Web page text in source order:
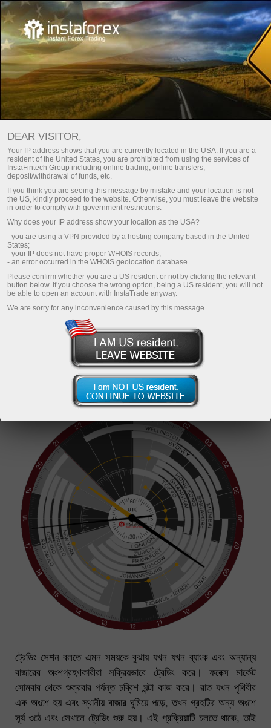
21:20:46
লন্ডন
ইন্সটাফরেক্স থেকে ট্রেডিং ফ্লোরের সময়
ট্রেডিং অ্যাকাউন্ট খুলুন
ডেমো অ্যাকাউন্ট খুলুন
ট্রেডিং সেশন বলতে এমন সময়কে বুঝায় যখন যখন ব্যাংক এবং অন্যান্য
বাজারের অংশগ্রহণকারীরা সক্রিয়ভাবে ট্রেডিং করে। ফরেক্স মার্কেট
সোমবার থেকে শুক্রবার পর্যন্ত চব্বিশ ঘন্টা কাজ করে। রাত যখন পৃথিবীর
এক অংশে হয় এবং স্থানীয় বাজার ঘুমিয়ে পড়ে, তখন গ্রহটির অন্য অংশে
সূর্য ওঠে এবং সেখানে ট্রেডিং শুরু হয়। এই প্রক্রিয়াটি চলতে থাকে, তাই
DEAR VISITOR,
Your IP address shows that you are currently located in the USA. If you are a
resident of the United States, you are prohibited from using the services of
InstaFintech Group including online trading, online transfers,
deposit/withdrawal of funds, etc.
If you think you are seeing this message by mistake and your location is not
the US, kindly proceed to the website. Otherwise, you must leave the website
in order to comply with government restrictions.
Why does your IP address show your location as the USA?
- you are using a VPN provided by a hosting company based in the United
States;
- your IP does not have proper WHOIS records;
- an error occurred in the WHOIS geolocation database.
Please confirm whether you are a US resident or not by clicking the relevant
button below. If you choose the wrong option, being a US resident, you will not
be able to open an account with InstaTrade anyway.
We are sorry for any inconvenience caused by this message.